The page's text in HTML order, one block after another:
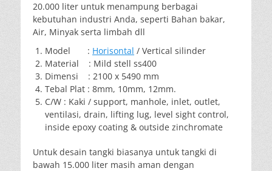
20.000 liter untuk menampung berbagai
kebutuhan industri Anda, seperti Bahan bakar,
Air, Minyak serta limbah dll
Model : Horisontal / Vertical silinder
Material : Mild stell ss400
Dimensi : 2100 x 5490 mm
Tebal Plat : 8mm, 10mm, 12mm.
C/W : Kaki / support, manhole, inlet, outlet,
ventilasi, drain, lifting lug, level sight control,
inside epoxy coating & outside zinchromate
Untuk desain tangki biasanya untuk tangki di
bawah 15.000 liter masih aman dengan